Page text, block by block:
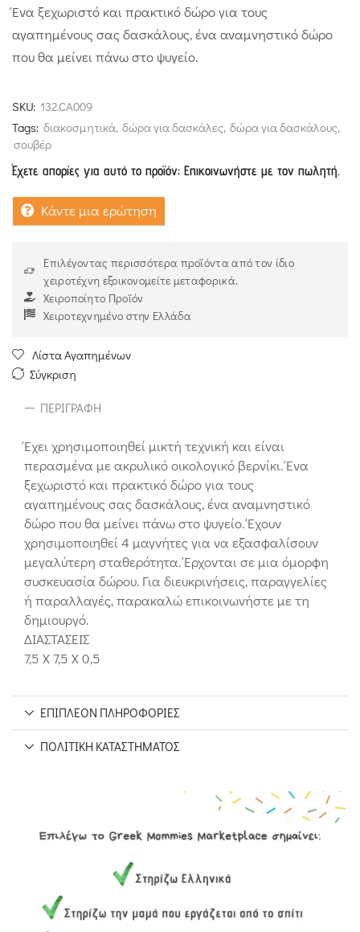
Ένα ξεχωριστό και πρακτικό δώρο για τους
αγαπημένους σας δασκάλους, ένα αναμνηστικό δώρο
που θα μείνει πάνω στο ψυγείο.
SKU: 132.CA009
Tags: διακοσμητικά, δώρα για δασκάλες, δώρα για δασκάλους,
σουβέρ
Έχετε απορίες για αυτό το προϊόν; Επικοινωνήστε με τον πωλητή.
Κάντε μια ερώτηση
Επιλέγοντας περισσότερα προϊόντα από τον ίδιο
χειροτέχνη εξοικονομείτε μεταφορικά.
Χειροποίητο Προϊόν
Χειροτεχνημένο στην Ελλάδα
Λίστα Αγαπημένων
Σύγκριση
ΠΕΡΙΓΡΑΦΉ
Έχει χρησιμοποιηθεί μικτή τεχνική και είναι
περασμένα με ακρυλικό οικολογικό βερνίκι. Ένα
ξεχωριστό και πρακτικό δώρο για τους
αγαπημένους σας δασκάλους, ένα αναμνηστικό
δώρο που θα μείνει πάνω στο ψυγείο. Έχουν
χρησιμοποιηθεί 4 μαγνήτες για να εξασφαλίσουν
μεγαλύτερη σταθερότητα. Έρχονται σε μια όμορφη
συσκευασία δώρου. Για διευκρινήσεις, παραγγελίες
ή παραλλαγές, παρακαλώ επικοινωνήστε με τη
δημιουργό.
ΔΙΑΣΤΑΣΕΙΣ
7,5 Χ 7,5 Χ 0,5
ΕΠΙΠΛΈΟΝ ΠΛΗΡΟΦΟΡΊΕΣ
ΠΟΛΙΤΙΚΉ ΚΑΤΑΣΤΉΜΑΤΟΣ